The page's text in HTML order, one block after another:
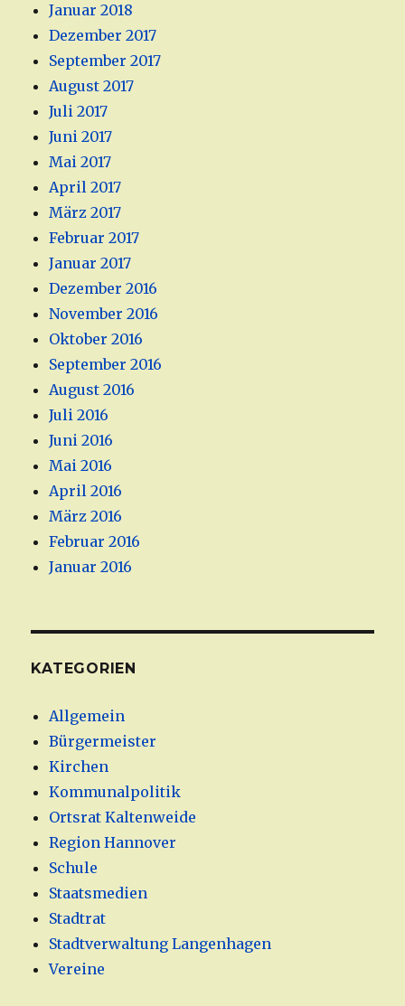
Januar 2018
Dezember 2017
September 2017
August 2017
Juli 2017
Juni 2017
Mai 2017
April 2017
März 2017
Februar 2017
Januar 2017
Dezember 2016
November 2016
Oktober 2016
September 2016
August 2016
Juli 2016
Juni 2016
Mai 2016
April 2016
März 2016
Februar 2016
Januar 2016
KATEGORIEN
Allgemein
Bürgermeister
Kirchen
Kommunalpolitik
Ortsrat Kaltenweide
Region Hannover
Schule
Staatsmedien
Stadtrat
Stadtverwaltung Langenhagen
Vereine